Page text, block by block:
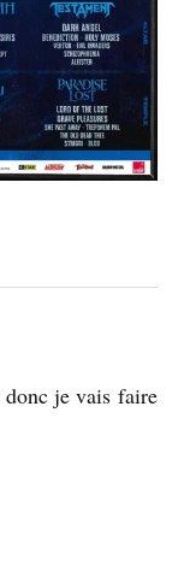
donc je vais faire